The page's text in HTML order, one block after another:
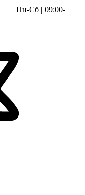
Пн-Сб | 09:00-